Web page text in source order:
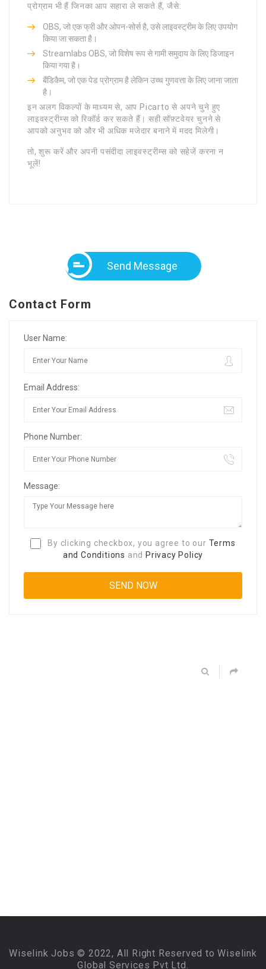
प्रोग्राम भी हैं जिनका आप सहारा ले सकते हैं, जैसे:
OBS, जो एक फ्री और ओपन-सोर्स है, उसे लाइवस्ट्रीम के लिए उपयोग
किया जा सकता है।
Streamlabs OBS, जो विशेष रूप से गामी समुदाय के लिए डिजाइन
किया गया है।
बैंडिकैम, जो एक पेड प्रोग्राम है लेकिन उच्च गुणवत्ता के लिए जाना जाता
है।
इन अलग विकल्पों के माध्यम से, आप Picarto से अपने चुने हुए
लाइवस्ट्रीम्स को रिकॉर्ड कर सकते हैं। सही सॉफ़्टवेयर चुनने से
आपको अनुभव को और भी अधिक मजेदार बनाने में मदद मिलेगी।
तो, शुरू करें और अपनी पसंदीदा लाइवस्ट्रीम्स को सहेजें करना न
भूलें!
Send Message
Contact Form
User Name:
Email Address:
Phone Number:
Message:
By clicking checkbox, you agree to our Terms
and Conditions and Privacy Policy
Wiselink Jobs © 2022, All Right Reserved to Wiselink
Global Services Pvt Ltd.